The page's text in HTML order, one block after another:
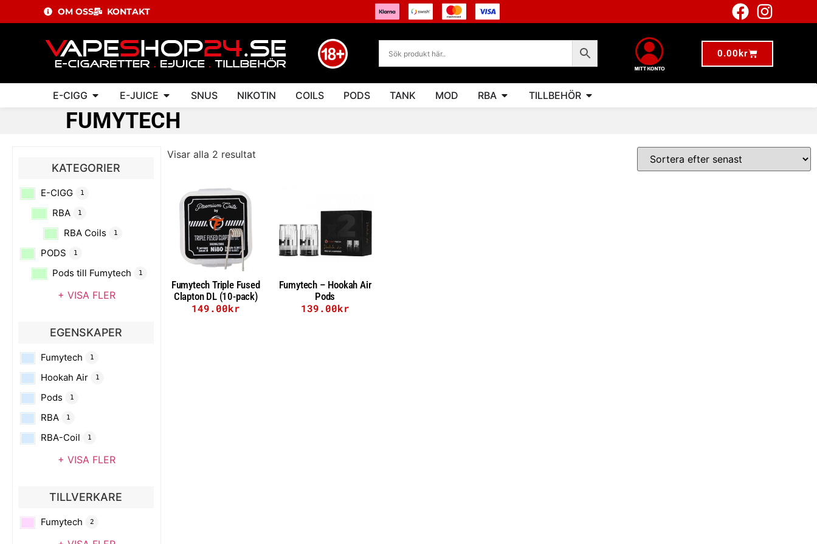
OM OSS KONTAKT
0.00 kr
E-CIGG E-JUICE SNUS NIKOTIN COILS PODS TANK MOD RBA TILLBEHÖR
FUMYTECH
KATEGORIER
E-CIGG 1
RBA 1
RBA Coils 1
PODS 1
Pods till Fumytech 1
+ VISA FLER
EGENSKAPER
Fumytech 1
Hookah Air 1
Pods 1
RBA 1
RBA-Coil 1
+ VISA FLER
TILLVERKARE
Fumytech 2
Visar alla 2 resultat
Fumytech Triple Fused
Clapton DL (10-pack)
149.00kr
Fumytech – Hookah Air
Pods
139.00kr